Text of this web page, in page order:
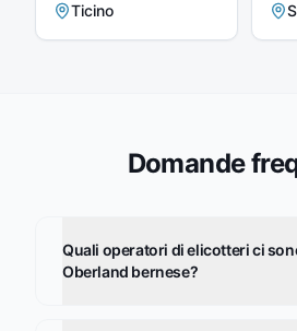
Ticino
Domande
Quali operatori di elicotteri ci
Oberland bernese?